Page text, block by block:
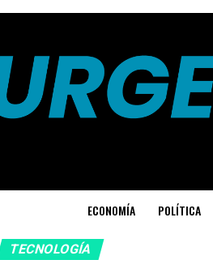
ECONOMÍA POLÍTICA
TECNOLOGÍA